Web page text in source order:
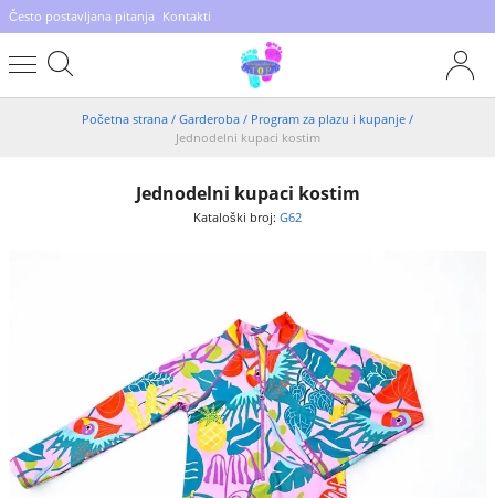
Često postavljana pitanja Kontakti
Početna strana / Garderoba / Program za plazu i kupanje /
Jednodelni kupaci kostim
Jednodelni kupaci kostim
Kataloški broj: G62